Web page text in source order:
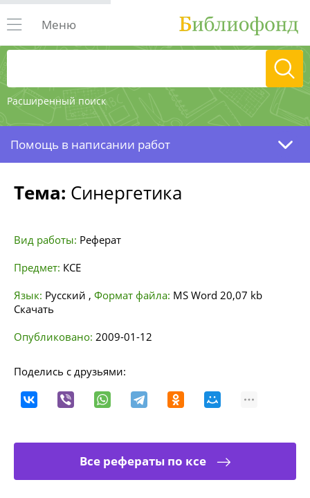
Расширенный поиск
Меню
Помощь в написании работ
Тема: Синергетика
Вид работы: Реферат
Предмет: КСЕ
Язык: Русский , Формат файла: MS Word 20,07 kb
Скачать
Опубликовано: 2009-01-12
Поделись с друзьями:
Все рефераты по ксе